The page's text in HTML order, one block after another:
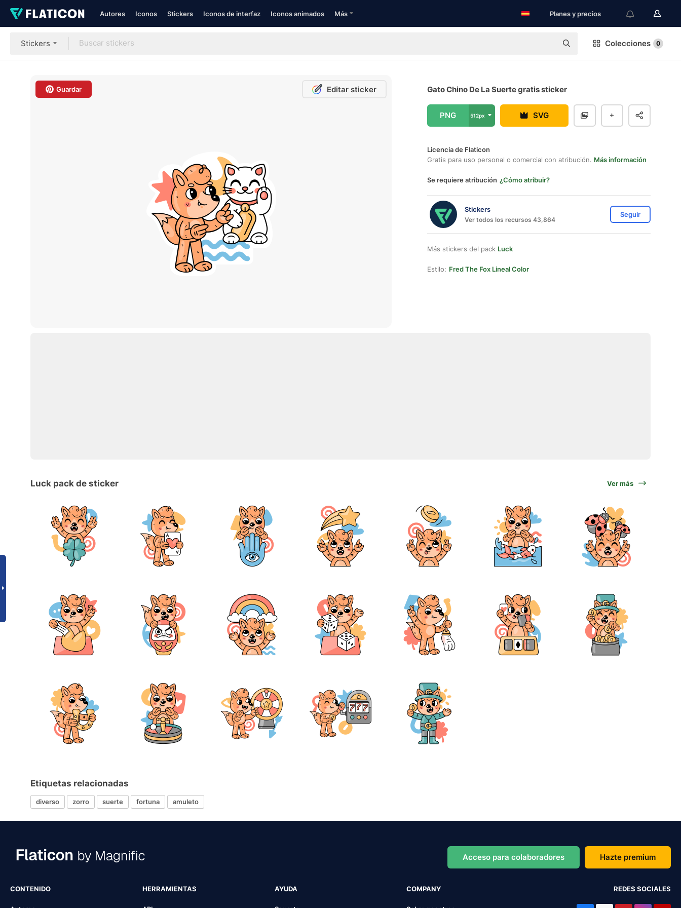
Autores Iconos Stickers Iconos de interfaz Iconos animados Más Planes y precios
Stickers Colecciones 0
Guardar Editar sticker Gato Chino De La Suerte gratis sticker
PNG 512px SVG
Licencia de Flaticon
Gratis para uso personal o comercial con atribución. Más información
Se requiere atribución ¿Cómo atribuir?
Stickers
Ver todos los recursos 43,864
Seguir
Más stickers del pack Luck
Estilo: Fred The Fox Lineal Color
Luck pack de sticker Ver más
Etiquetas relacionadas
diverso zorro suerte fortuna amuleto
Acceso para colaboradores Hazte premium
CONTENIDO HERRAMIENTAS AYUDA COMPANY REDES SOCIALES